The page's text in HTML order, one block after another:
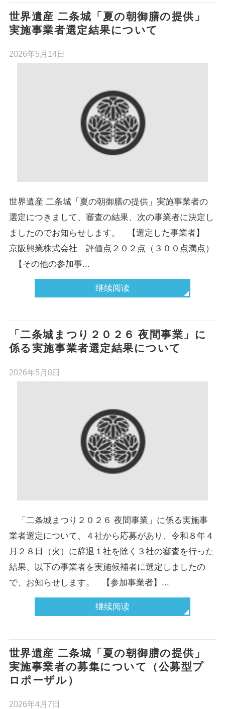
世界遺産 二条城「夏の朝御膳の提供」
実施事業者選定結果について
2026年5月14日
世界遺産 二条城「夏の朝御膳の提供」実施事業者の
選定につきまして、審査の結果、次の事業者に決定し
ましたのでお知らせします。 【選定した事業者】
京阪興業株式会社 評価点２０２点（３００点満点）
【その他の参加事...
继续阅读
「二条城まつり２０２６ 夜間事業」に
係る実施事業者選定結果について
2026年5月8日
「二条城まつり２０２６ 夜間事業」に係る実施事
業者選定について、４社から応募があり、令和８年４
月２８日（火）に辞退１社を除く３社の審査を行った
結果、以下の事業者を実施候補者に選定しましたの
で、お知らせします。 【参加事業者】...
继续阅读
世界遺産 二条城「夏の朝御膳の提供」
実施事業者の募集について（公募型プ
ロポーザル）
2026年4月7日